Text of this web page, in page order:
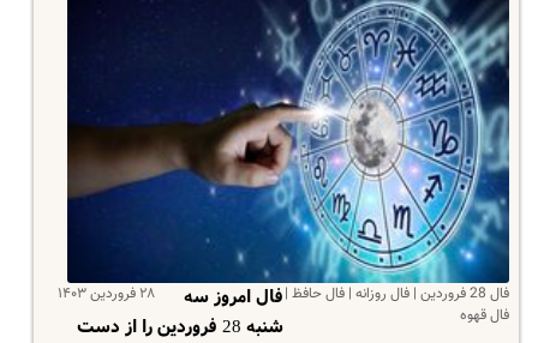
فال 28 فروردین | فال روزانه | فال حافظ |
فال قهوه
۲۸ فروردین ۱۴۰۳
فال امروز سه
شنبه 28 فروردین را از دست